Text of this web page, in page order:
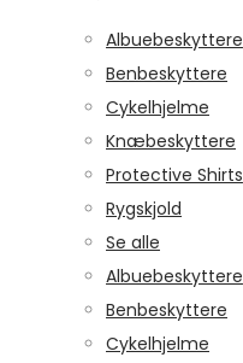
Albuebeskyttere
Benbeskyttere
Cykelhjelme
Knæbeskyttere
Protective Shirts
Rygskjold
Se alle
Albuebeskyttere
Benbeskyttere
Cykelhjelme